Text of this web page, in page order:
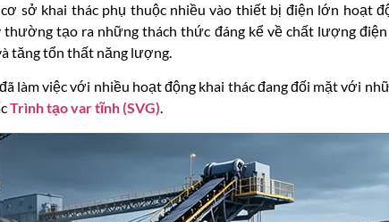
sở khai thác phụ thuộc nhiều vào thiết bị điện lớn hoạt
tạo ra những thách thức đáng kể về chất lượng điện
tăng tổn thất năng lượng.
làm việc với nhiều hoạt động khai thác đang đối mặt với
Trình tạo var tĩnh (SVG).